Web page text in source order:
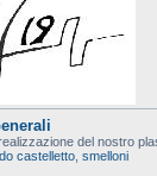
del nostro
castelletto smelloni